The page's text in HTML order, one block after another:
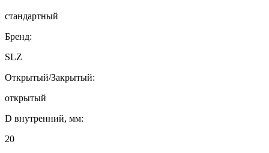
стандартный
Бренд:
SLZ
Открытый/Закрытый:
открытый
D внутренний, мм:
20